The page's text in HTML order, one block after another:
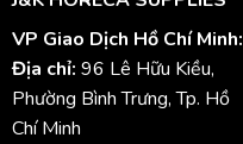
VP Giao Dịch Hồ Chí Minh:
Địa chỉ: 96 Lê Hữu Kiều,
Phường Bình Trưng, Tp. Hồ
Chí Minh